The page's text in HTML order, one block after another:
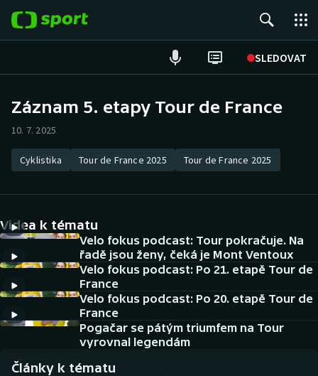
SLEDOVAT
Hokej
Tenis
Atletika
Cyklistika
DALŠÍ SPORTY
Americký fotbal
Baseball a softbal
Basketbal
NEPŘEHLÉDNĚTE
Soutěže
Historické návraty
Záznam 5. etapy Tour de France
10. 7. 2025
Cyklistika Tour de France 2025 Tour de France 2025
Videa k tématu
Velo fokus podcast: Tour pokračuje. Na
řadě jsou ženy, čeká je Mont Ventoux
Velo fokus podcast: Po 21. etapě Tour de
France
Velo fokus podcast: Po 20. etapě Tour de
France
Pogačar se pátým triumfem na Tour
vyrovnal legendám
Články k tématu